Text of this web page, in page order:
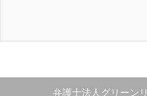
弁護士法人グリーン